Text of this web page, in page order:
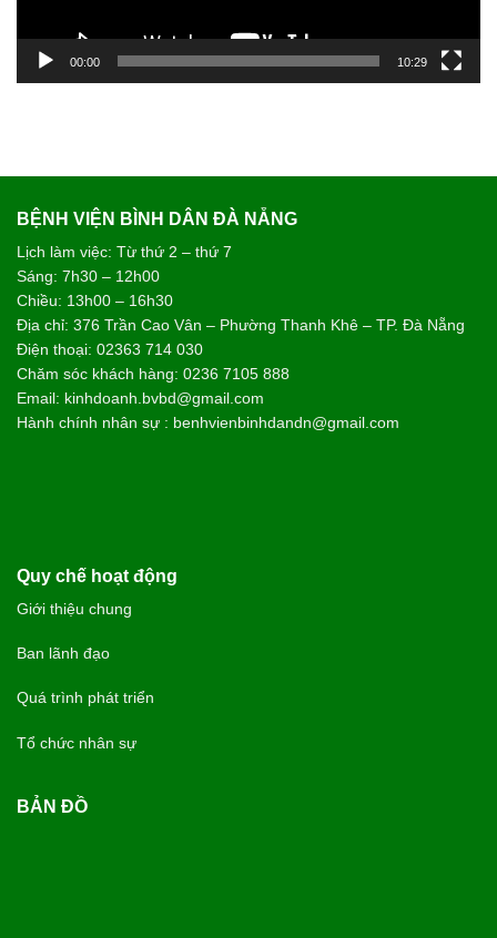
00:00 10:29
BỆNH VIỆN BÌNH DÂN ĐÀ NẴNG
Lịch làm việc: Từ thứ 2 – thứ 7
Sáng: 7h30 – 12h00
Chiều: 13h00 – 16h30
Địa chỉ: 376 Trần Cao Vân – Phường Thanh Khê – TP. Đà Nẵng
Điện thoại: 02363 714 030
Chăm sóc khách hàng: 0236 7105 888
Email: kinhdoanh.bvbd@gmail.com
Hành chính nhân sự : benhvienbinhdandn@gmail.com
Quy chế hoạt động
Giới thiệu chung
Ban lãnh đạo
Quá trình phát triển
Tổ chức nhân sự
BẢN ĐỒ